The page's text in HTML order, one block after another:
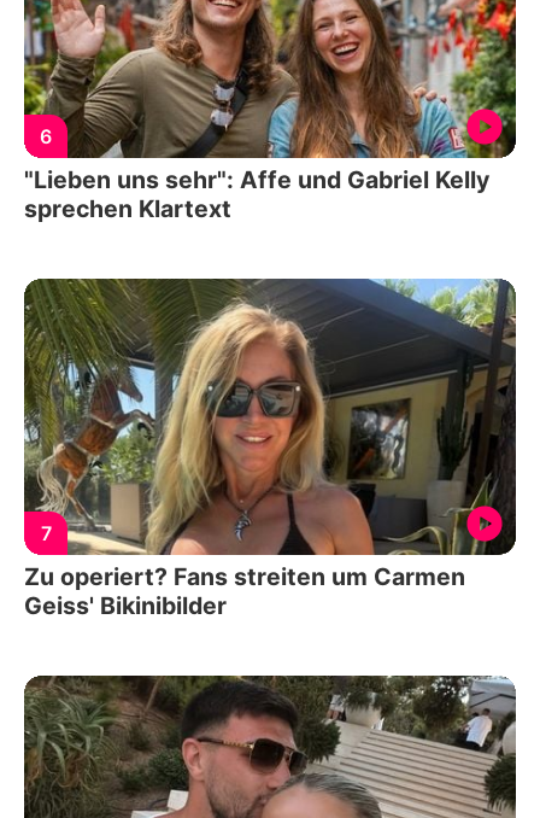
6
"Lieben uns sehr": Affe und Gabriel Kelly
sprechen Klartext
7
Zu operiert? Fans streiten um Carmen
Geiss' Bikinibilder